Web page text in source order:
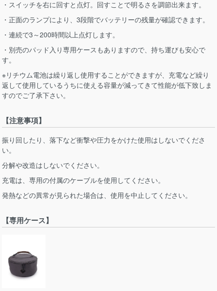
・スイッチを右に回すと点灯。回すことで明るさを調節出来ます。
・正面のランプにより、3段階でバッテリーの残量が確認できます。
・連続で3～200時間以上点灯します。
・別売のパッド入り専用ケースもありますので、持ち運びも安心で
す。
※リチウム電池は繰り返し使用することができますが、充電など繰り
返して使用しているうちに使える容量が減ってきて性能が低下致しま
すのでご了承下さい。
【注意事項】
振り回したり、落下など衝撃や圧力をかけた使用はしないでくださ
い。
分解や改造はしないでください。
充電は、専用の付属のケーブルを使用してください。
発熱などの異常が見られた場合は、使用を中止してください。
【専用ケース】